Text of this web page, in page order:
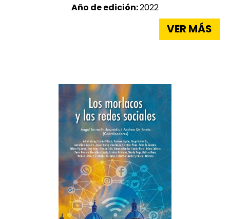
Año de edición:2022
VER MÁS